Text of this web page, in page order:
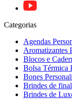
Categorias
Agendas
Aromatizantes
Blocos e
Bolsa Térmica
Bones
Brindes de
Brindes de